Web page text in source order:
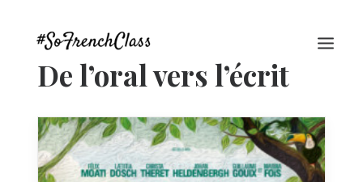
De l’oral vers l’écrit